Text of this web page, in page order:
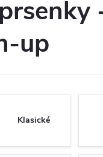
up
Klasické